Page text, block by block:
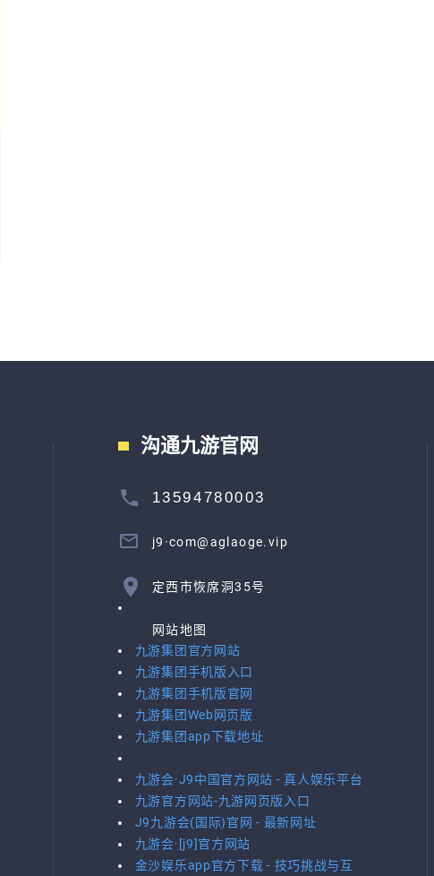
沟通九游官网
13594780003
j9·com@aglaoge.vip
定西市恢席洞35号
网站地图
九游集团官方网站
九游集团手机版入口
九游集团手机版官网
九游集团Web网页版
九游集团app下载地址
九游会·J9中国官方网站 - 真人娱乐平台
九游官方网站-九游网页版入口
J9九游会(国际)官网 - 最新网址
九游会·[j9]官方网站
金沙娱乐app官方下载 - 技巧挑战与互